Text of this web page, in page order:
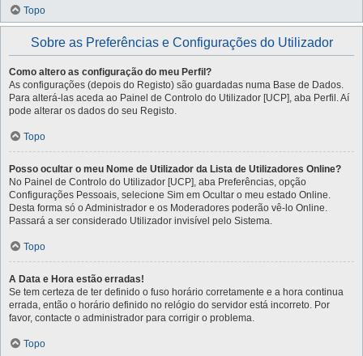
Topo
Sobre as Preferências e Configurações do Utilizador
Como altero as configuração do meu Perfil?
As configurações (depois do Registo) são guardadas numa Base de Dados.
Para alterá-las aceda ao Painel de Controlo do Utilizador [UCP], aba Perfil. Aí
pode alterar os dados do seu Registo.
Topo
Posso ocultar o meu Nome de Utilizador da Lista de Utilizadores Online?
No Painel de Controlo do Utilizador [UCP], aba Preferências, opção
Configurações Pessoais, selecione Sim em Ocultar o meu estado Online.
Desta forma só o Administrador e os Moderadores poderão vê-lo Online.
Passará a ser considerado Utilizador invisível pelo Sistema.
Topo
A Data e Hora estão erradas!
Se tem certeza de ter definido o fuso horário corretamente e a hora continua
errada, então o horário definido no relógio do servidor está incorreto. Por
favor, contacte o administrador para corrigir o problema.
Topo